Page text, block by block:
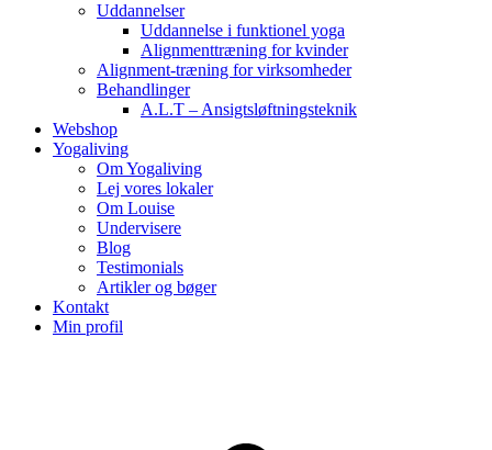
Uddannelser
Uddannelse i funktionel yoga
Alignmenttræning for kvinder
Alignment-træning for virksomheder
Behandlinger
A.L.T – Ansigtsløftningsteknik
Webshop
Yogaliving
Om Yogaliving
Lej vores lokaler
Om Louise
Undervisere
Blog
Testimonials
Artikler og bøger
Kontakt
Min profil